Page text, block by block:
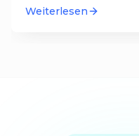
Weiterlesen